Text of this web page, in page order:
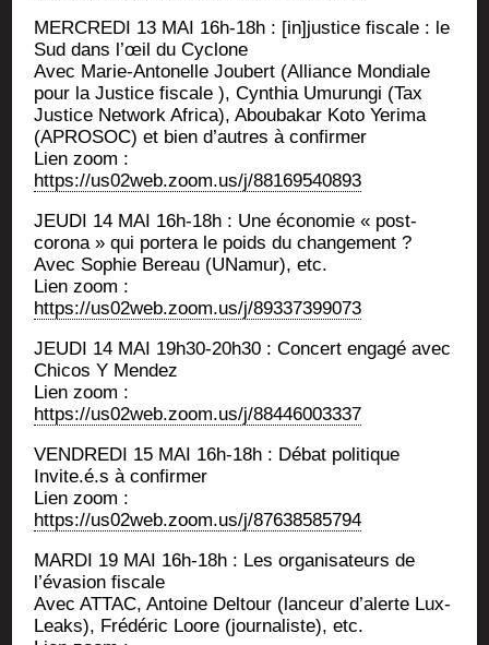
MERCREDI 13 MAI 16h-18h : [in]justice fis­cale : le
Sud dans l’œil du Cyclone
Avec Marie-Anto­nelle Jou­bert (Alliance Mon­diale
pour la Jus­tice fis­cale ), Cyn­thia Umu­run­gi (Tax
Jus­tice Net­work Afri­ca), Abou­ba­kar Koto Yeri­ma
(APROSOC) et bien d’autres à confirmer
Lien zoom :
https://us02web.zoom.us/j/88169540893
JEUDI 14 MAI 16h-18h : Une éco­no­mie « post-
coro­na » qui por­te­ra le poids du changement ?
Avec Sophie Bereau (UNa­mur), etc.
Lien zoom :
https://us02web.zoom.us/j/89337399073
JEUDI 14 MAI 19h30-20h30 : Concert enga­gé avec
Chi­cos Y Mendez
Lien zoom :
https://us02web.zoom.us/j/88446003337
VENDREDI 15 MAI 16h-18h : Débat politique
Invite.é.s à confirmer
Lien zoom :
https://us02web.zoom.us/j/87638585794
MARDI 19 MAI 16h-18h : Les orga­ni­sa­teurs de
l’évasion fiscale
Avec ATTAC, Antoine Del­tour (lan­ceur d’a­lerte Lux­
Leaks), Fré­dé­ric Loore (jour­na­liste), etc.